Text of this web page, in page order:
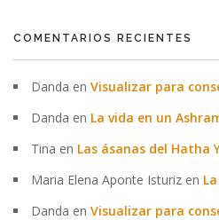
COMENTARIOS RECIENTES
Danda en Visualizar para
Danda en La vida en un
Tina en Las ásanas del Hatha
Maria Elena Aponte Isturiz en
Danda en Visualizar para